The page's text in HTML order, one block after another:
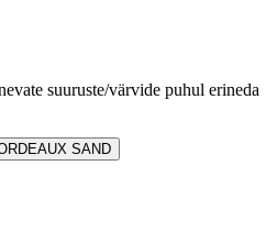
suuruste/värvide puhul erineda
SAND